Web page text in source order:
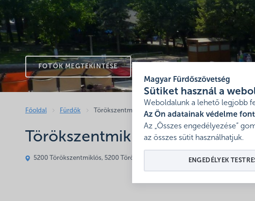
Magyar Fürdőszövetség
Sütiket használ a
Weboldalunk a lehető legjobb
Az Ön adatainak védelme
Az „Összes engedélyezése”
az összes sütit használhatjuk.
ENGEDÉLYEK
FOTÓK MEGTEKINTÉSE
Főoldal Fürdők Törökszentmiklósi Városi Strandfürdő és Kemping
Törökszentmiklósi Városi
5200 Törökszentmiklós, 5200 Törökszentmiklós, Wesselényi út 51-53.